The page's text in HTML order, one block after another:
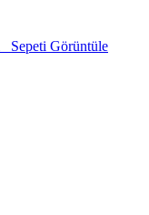
Sepeti Görüntüle